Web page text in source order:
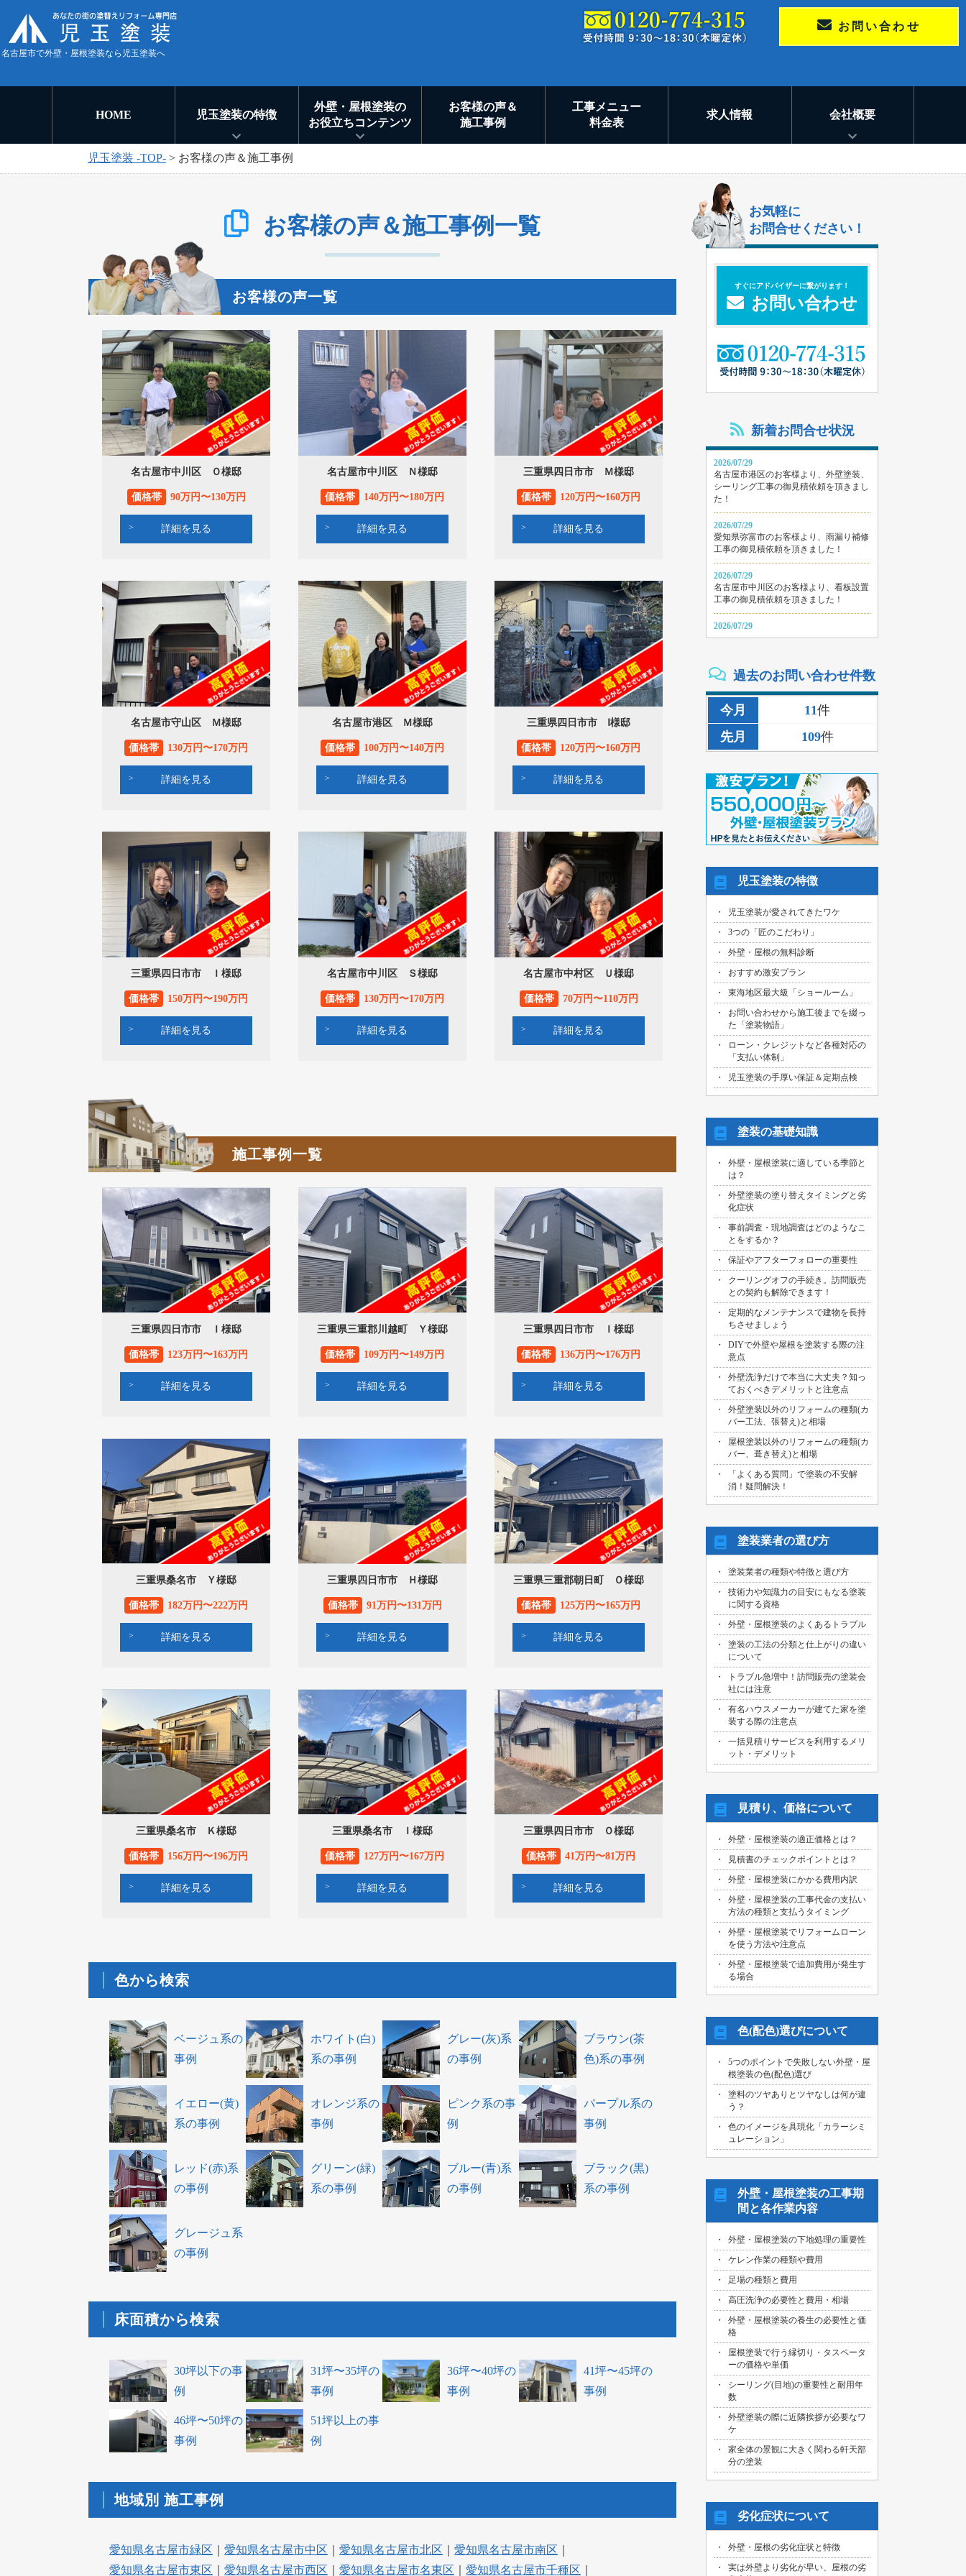
名古屋市で外壁・屋根塗装なら児玉塗装へ
お問い合わせ
HOME 児玉塗装の特徴
外壁・屋根塗装の
お役立ちコンテンツ
お客様の声＆
施工事例
工事メニュー
料金表
求人情報 会社概要
児玉塗装 -TOP- > お客様の声＆施工事例
お客様の声＆施工事例一覧
お客様の声一覧
名古屋市中川区 Ｏ様邸
価格帯 90万円〜130万円
詳細を見る
名古屋市中川区 Ｎ様邸
価格帯 140万円〜180万円
詳細を見る
三重県四日市市 Ｍ様邸
価格帯 120万円〜160万円
詳細を見る
名古屋市守山区 Ｍ様邸
価格帯 130万円〜170万円
詳細を見る
名古屋市港区 Ｍ様邸
価格帯 100万円〜140万円
詳細を見る
三重県四日市市 Ⅰ様邸
価格帯 120万円〜160万円
詳細を見る
三重県四日市市 Ｉ様邸
価格帯 150万円〜190万円
詳細を見る
名古屋市中川区 Ｓ様邸
価格帯 130万円〜170万円
詳細を見る
名古屋市中村区 Ｕ様邸
価格帯 70万円〜110万円
詳細を見る
施工事例一覧
三重県四日市市 Ｉ様邸
価格帯 123万円〜163万円
詳細を見る
三重県三重郡川越町 Ｙ様邸
価格帯 109万円〜149万円
詳細を見る
三重県四日市市 Ｉ様邸
価格帯 136万円〜176万円
詳細を見る
三重県桑名市 Ｙ様邸
価格帯 182万円〜222万円
詳細を見る
三重県四日市市 Ｈ様邸
価格帯 91万円〜131万円
詳細を見る
三重県三重郡朝日町 Ｏ様邸
価格帯 125万円〜165万円
詳細を見る
三重県桑名市 Ｋ様邸
価格帯 156万円〜196万円
詳細を見る
三重県桑名市 Ｉ様邸
価格帯 127万円〜167万円
詳細を見る
三重県四日市市 Ｏ様邸
価格帯 41万円〜81万円
詳細を見る
色から検索
ベージュ系の
事例
ホワイト(白)
系の事例
グレー(灰)系
の事例
ブラウン(茶
色)系の事例
イエロー(黄)
系の事例
オレンジ系の
事例
ピンク系の事
例
パープル系の
事例
レッド(赤)系
の事例
グリーン(緑)
系の事例
ブルー(青)系
の事例
ブラック(黒)
系の事例
グレージュ系
の事例
床面積から検索
30坪以下の事
例
31坪〜35坪の
事例
36坪〜40坪の
事例
41坪〜45坪の
事例
46坪〜50坪の
事例
51坪以上の事
例
地域別 施工事例
愛知県名古屋市緑区 愛知県名古屋市中区 愛知県名古屋市北区 愛知県名古屋市南区
愛知県名古屋市東区
愛知県名古屋市西区 愛知県名古屋市名東区 愛知県名古屋市千種区
お気軽に
お問合せください！
すぐにアドバイザーに繋がります！
お問い合わせ
新着お問合せ状況
2026/07/29
名古屋市港区のお客様より、外壁塗装、
シーリング工事の御見積依頼を頂きまし
た！
2026/07/29
愛知県弥富市のお客様より、雨漏り補修
工事の御見積依頼を頂きました！
2026/07/29
名古屋市中川区のお客様より、看板設置
工事の御見積依頼を頂きました！
2026/07/29
名古屋市守山区のお客様より、屋根・外
名古屋市港区のお客様より、事務所造作
工事の御見積依頼を頂きました！
2026/07/29
愛知県弥富市のお客様より、エコキュー
2026/07/27
名古屋市中川区のお客様より、外壁一部
塗装工事の御見積依頼を頂きました！
2026/07/27
2026/07/27
他塗装工事の御見積依頼を頂きました！
2026/07/27
愛知県大府市のお客様より、外壁その他
塗装工事の御見積依頼を頂きました！
2026/07/26
愛知県尾張旭市のお客様より、エコキュ
ート交換工事の御見積依頼を頂きまし
た！
2026/07/26
愛知県東海市のお客様より、太陽光パネ
ル・パワコン交換、防水工事の御見積依
頼を頂きました！
2026/07/26
名古屋市港区のお客様より、外構塗装工
事の御見積依頼を頂きました！
2026/07/26
三重県四日市市のお客様より、外壁その
他塗装、大規模修繕、屋上防水工事の御
見積依頼を頂きました！
2026/07/26
名古屋市守山区のお客様より、屋根・外
壁塗装工事の御見積依頼を頂きました！
2026/07/25
名古屋市中川区のお客様より、外壁その
他塗装工事の御見積依頼を頂きました！
2026/07/25
名古屋市緑区のお客様より、屋根・外壁
その他塗装工事の御見積依頼を頂きまし
た！
2026/07/25
愛知県あま市のお客様より、教室WAX
掛け 外壁一部塗装工事の御見積依頼を
頂きました！
2026/07/25
名古屋市中川区のお客様より、外構手摺
り撤去・塗装工事の御見積依頼を頂きま
した！
名古屋市瑞穂区のお客様より、屋根・外
壁その他塗装工事の御見積依頼を頂きま
した！
過去のお問い合わせ件数
今月 11件
先月
109件
児玉塗装の特徴
児玉塗装が愛されてきたワケ
3つの「匠のこだわり」
外壁・屋根の無料診断
おすすめ激安プラン
東海地区最大級「ショールーム」
お問い合わせから施工後までを綴っ
た「塗装物語」
ローン・クレジットなど各種対応の
「支払い体制」
児玉塗装の手厚い保証＆定期点検
塗装の基礎知識
外壁・屋根塗装に適している季節と
は？
外壁塗装の塗り替えタイミングと劣
化症状
事前調査・現地調査はどのようなこ
とをするか？
保証やアフターフォローの重要性
クーリングオフの手続き。訪問販売
との契約も解除できます！
定期的なメンテナンスで建物を長持
ちさせましょう
DIYで外壁や屋根を塗装する際の注
意点
外壁洗浄だけで本当に大丈夫？知っ
ておくべきデメリットと注意点
外壁塗装以外のリフォームの種類(カ
バー工法、張替え)と相場
屋根塗装以外のリフォームの種類(カ
バー、葺き替え)と相場
「よくある質問」で塗装の不安解
消！疑問解決！
塗装業者の選び方
塗装業者の種類や特徴と選び方
技術力や知識力の目安にもなる塗装
に関する資格
外壁・屋根塗装のよくあるトラブル
塗装の工法の分類と仕上がりの違い
について
トラブル急増中！訪問販売の塗装会
社には注意
有名ハウスメーカーが建てた家を塗
装する際の注意点
一括見積りサービスを利用するメリ
ット・デメリット
見積り、価格について
外壁・屋根塗装の適正価格とは？
見積書のチェックポイントとは？
外壁・屋根塗装にかかる費用内訳
外壁・屋根塗装の工事代金の支払い
方法の種類と支払うタイミング
外壁・屋根塗装でリフォームローン
を使う方法や注意点
外壁・屋根塗装で追加費用が発生す
る場合
色(配色)選びについて
5つのポイントで失敗しない外壁・屋
根塗装の色(配色)選び
塗料のツヤありとツヤなしは何が違
う？
色のイメージを具現化「カラーシミ
ュレーション」
外壁・屋根塗装の工事期
間と各作業内容
外壁・屋根塗装の下地処理の重要性
ケレン作業の種類や費用
足場の種類と費用
高圧洗浄の必要性と費用・相場
外壁・屋根塗装の養生の必要性と価
格
屋根塗装で行う縁切り・タスペータ
ーの価格や単価
シーリング(目地)の重要性と耐用年
数
外壁塗装の際に近隣挨拶が必要なワ
ケ
家全体の景観に大きく関わる軒天部
分の塗装
劣化症状について
外壁・屋根の劣化症状と特徴
実は外壁より劣化が早い、屋根の劣